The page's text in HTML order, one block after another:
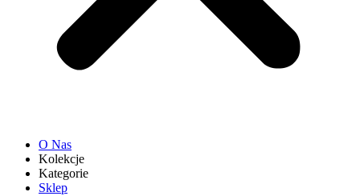
O Nas
Kolekcje
Kategorie
Sklep